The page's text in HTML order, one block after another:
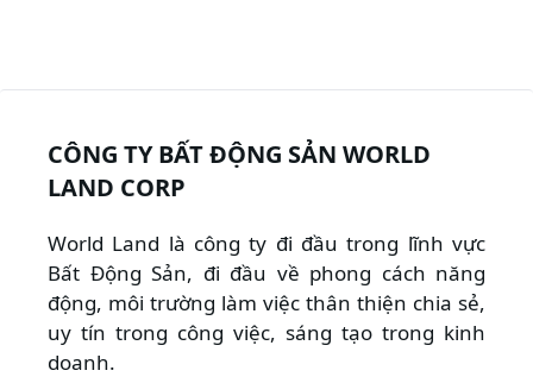
CÔNG TY BẤT ĐỘNG SẢN WORLD
LAND CORP
World Land là công ty đi đầu trong lĩnh vực
Bất Động Sản, đi đầu về phong cách năng
động, môi trường làm việc thân thiện chia sẻ,
uy tín trong công việc, sáng tạo trong kinh
doanh.